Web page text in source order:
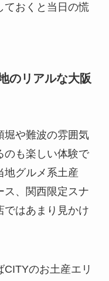
ておくと当日の慌
のリアルな大阪
堀や難波の雰囲気
のも楽しい体験で
地グルメ系土産
、関西限定スナ
はあまり見かけ
のお土産エリ